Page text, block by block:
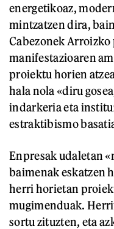
energetikoaz,
mintzatzen dira,
Cabezonek
manifestazioaren
proiektu horien
hala nola «diru
indarkeria eta
estraktibismo
Enpresak udaletan
baimenak eskatzen
herri horietan
mugimenduak.
sortu zituzten, eta